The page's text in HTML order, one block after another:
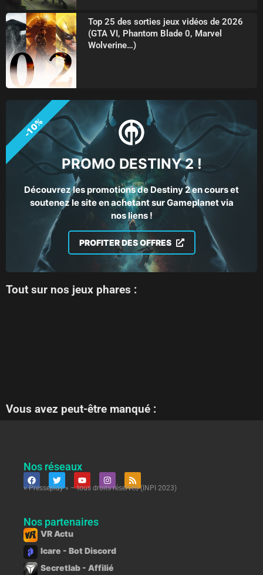
Top 25 des sorties jeux vidéos de 2026
(GTA VI, Phantom Blade 0, Marvel
Wolverine…)
PROMO DESTINY 2 !
Découvrez les promotions de Destiny 2 en cours et
soutenez le site en achetant sur Gameplanet via
nos liens !
PROFITER DES OFFRES
-10%
Tout sur nos jeux phares :
Vous avez peut-être manqué :
Nos réseaux
« Presseplay » – tous droits réservés (INPI 2023)
Nos partenaires
VR Actu
Icare - Bot Discord
Secretlab - Affilié